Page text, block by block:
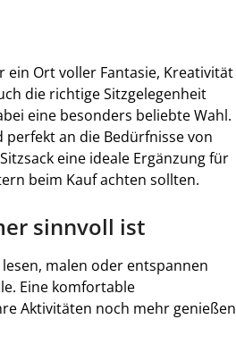
Ort voller Fantasie, Kreativität
die richtige Sitzgelegenheit
eine besonders beliebte Wahl.
an die Bedürfnisse von
eine ideale Ergänzung für
beim Kauf achten sollten.
sinnvoll ist
malen oder entspannen
Eine komfortable
Aktivitäten noch mehr genießen